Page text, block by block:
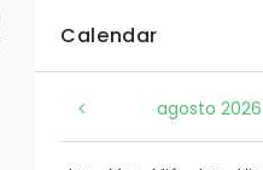
Calendar
agosto 2026